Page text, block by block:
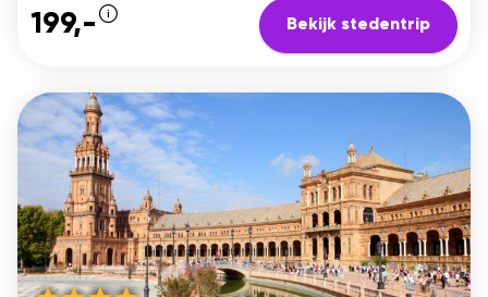
199,- Bekijk stedentrip